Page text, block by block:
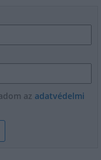
az adatvédelmi